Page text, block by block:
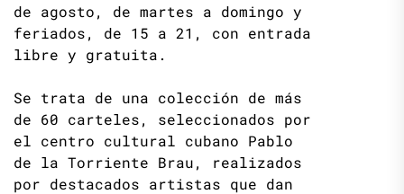
de agosto, de martes a domingo y
feriados, de 15 a 21, con entrada
libre y gratuita.
Se trata de una colección de más
de 60 carteles, seleccionados por
el centro cultural cubano Pablo
de la Torriente Brau, realizados
por destacados artistas que dan